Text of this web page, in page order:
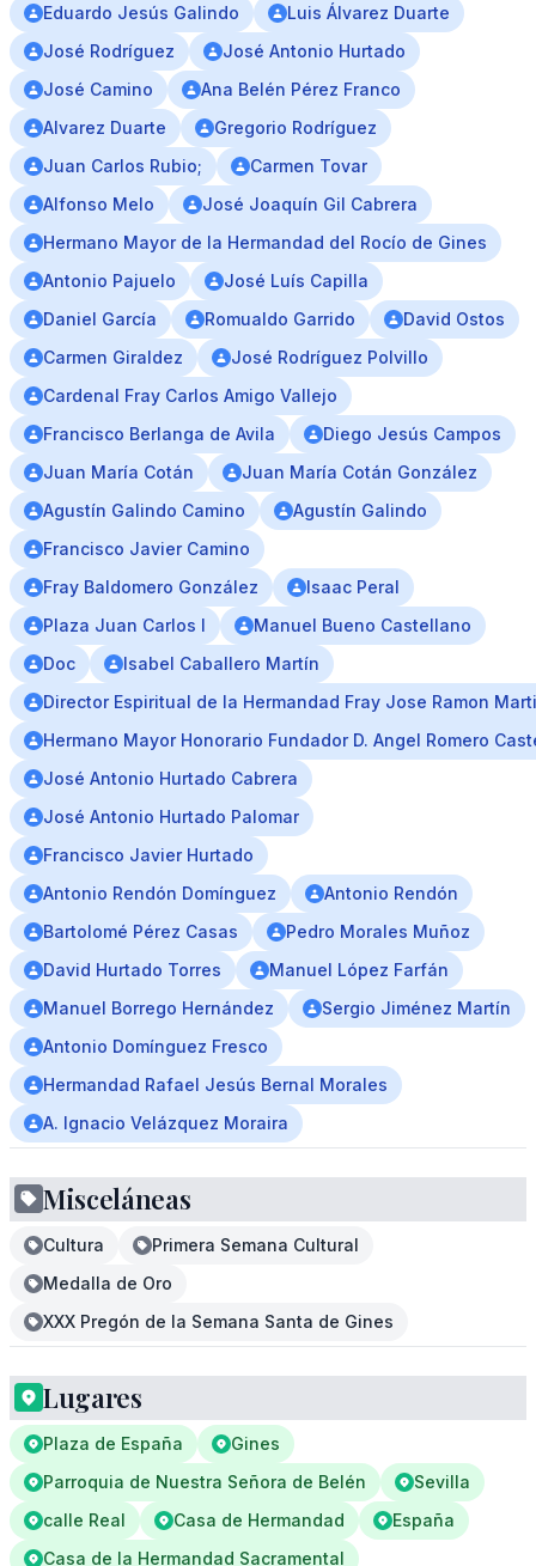
Eduardo Jesús Galindo
Luis Álvarez Duarte
José Rodríguez
José Antonio Hurtado
José Camino
Ana Belén Pérez Franco
Alvarez Duarte
Gregorio Rodríguez
Juan Carlos Rubio;
Carmen Tovar
Alfonso Melo
José Joaquín Gil Cabrera
Hermano Mayor de la Hermandad del Rocío de Gines
Antonio Pajuelo
José Luís Capilla
Daniel García
Romualdo Garrido
David Ostos
Carmen Giraldez
José Rodríguez Polvillo
Cardenal Fray Carlos Amigo Vallejo
Francisco Berlanga de Avila
Diego Jesús Campos
Juan María Cotán
Juan María Cotán González
Agustín Galindo Camino
Agustín Galindo
Francisco Javier Camino
Fray Baldomero González
Isaac Peral
Plaza Juan Carlos I
Manuel Bueno Castellano
Doc
Isabel Caballero Martín
Director Espiritual de la Hermandad Fray Jose Ramon
Hermano Mayor Honorario Fundador D. Angel Romero
José Antonio Hurtado Cabrera
José Antonio Hurtado Palomar
Francisco Javier Hurtado
Antonio Rendón Domínguez
Antonio Rendón
Bartolomé Pérez Casas
Pedro Morales Muñoz
David Hurtado Torres
Manuel López Farfán
Manuel Borrego Hernández
Sergio Jiménez Martín
Antonio Domínguez Fresco
Hermandad Rafael Jesús Bernal Morales
A. Ignacio Velázquez Moraira
Misceláneas
Cultura
Primera Semana Cultural
Medalla de Oro
XXX Pregón de la Semana Santa de Gines
Lugares
Plaza de España
Gines
Parroquia de Nuestra Señora de Belén
Sevilla
calle Real
Casa de Hermandad
España
Casa de la Hermandad Sacramental